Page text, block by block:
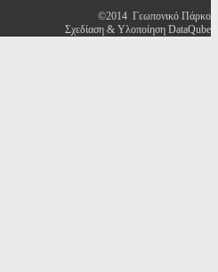
©2014 Γεωπονικό Πάρκο
Σχεδίαση & Υλοποίηση DataQube